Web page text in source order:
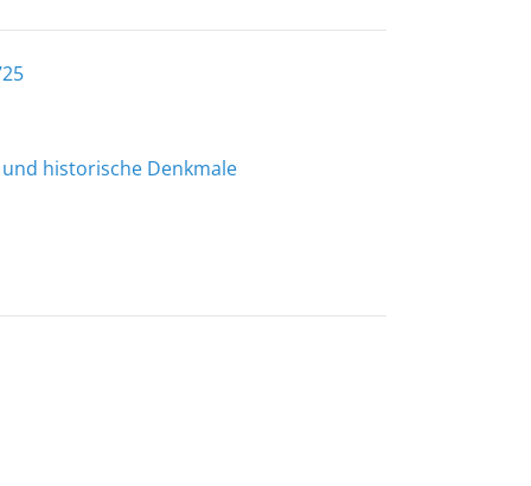
historische Denkmale